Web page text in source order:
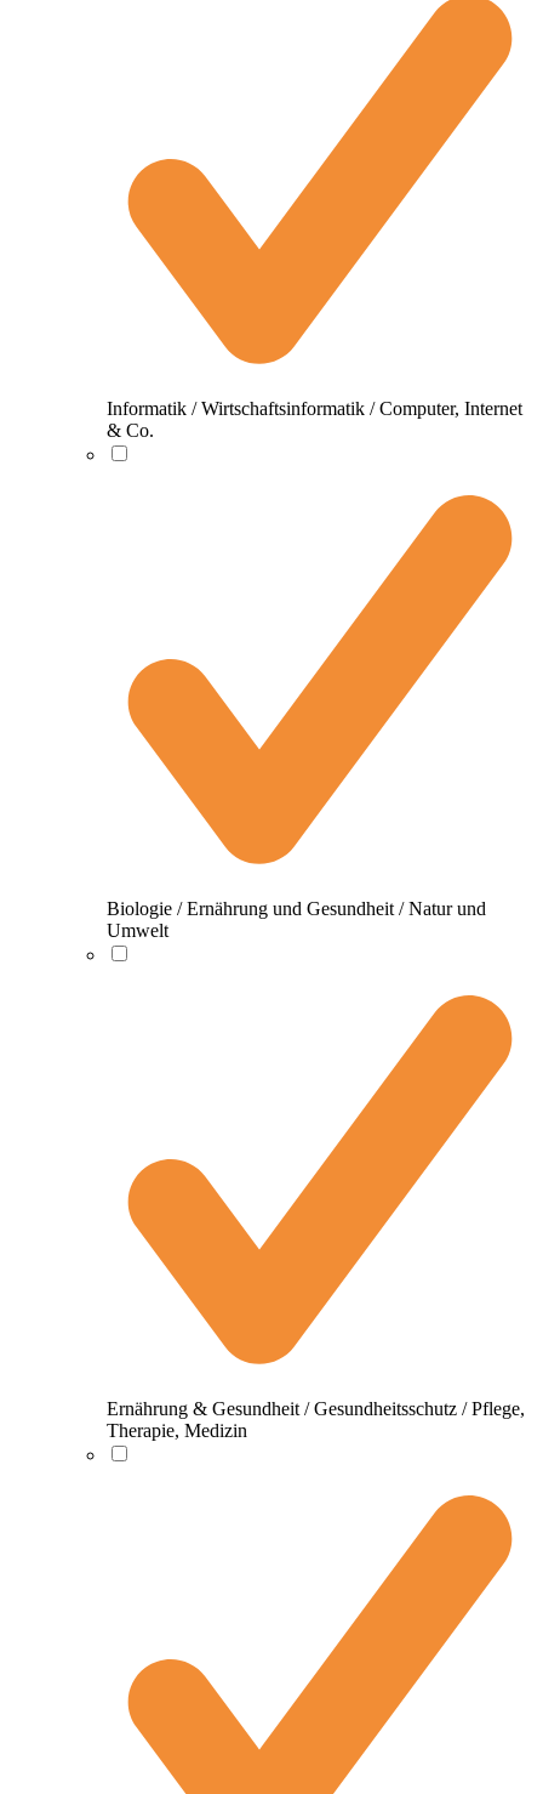
Informatik / Wirtschaftsinformatik / Computer, Internet
& Co.
Biologie / Ernährung und Gesundheit / Natur und
Umwelt
Ernährung & Gesundheit / Gesundheitsschutz / Pflege,
Therapie, Medizin